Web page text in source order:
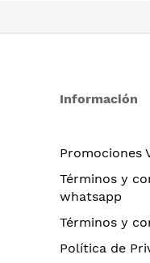
Información
Promociones
Términos y
whatsapp
Términos y
Política de